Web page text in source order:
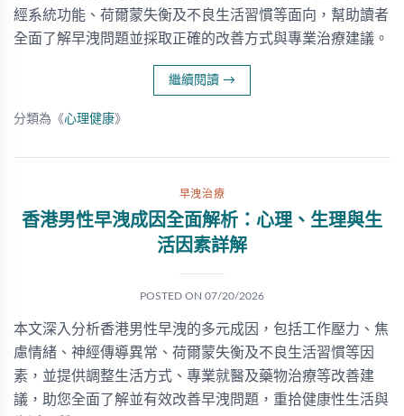
經系統功能、荷爾蒙失衡及不良生活習慣等面向，幫助讀者
全面了解早洩問題並採取正確的改善方式與專業治療建議。
繼續閱讀 →
分類為《心理健康》
早洩治療
香港男性早洩成因全面解析：心理、生理與生
活因素詳解
POSTED ON 07/20/2026
本文深入分析香港男性早洩的多元成因，包括工作壓力、焦
慮情緒、神經傳導異常、荷爾蒙失衡及不良生活習慣等因
素，並提供調整生活方式、專業就醫及藥物治療等改善建
議，助您全面了解並有效改善早洩問題，重拾健康性生活與